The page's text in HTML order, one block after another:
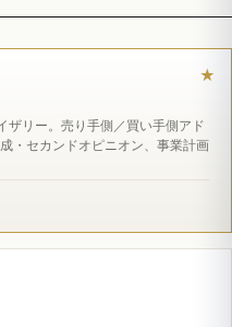
ザリー。売り手側／買い手側アド
・セカンドオピニオン、事業計画